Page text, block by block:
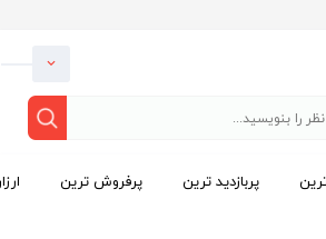
پربازدید ترین پرفروش ترین